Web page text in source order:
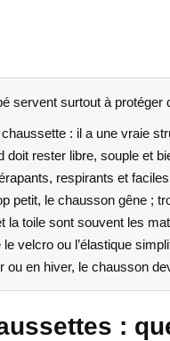
servent surtout à
: il a une vraie
doit rester libre, souple et
respirants et
petit, le chausson gêne ;
la toile sont souvent les
velcro ou l’élastique
ou en hiver, le chausson
: